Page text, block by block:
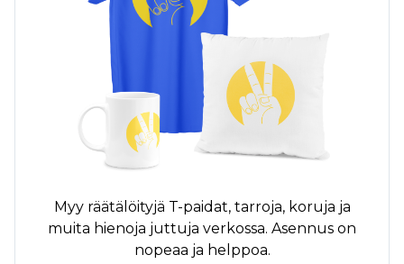
Myy räätälöityjä T-paidat,tarroja, koruja ja
muita hienoja juttuja verkossa. Asennus on
nopeaa ja helppoa.